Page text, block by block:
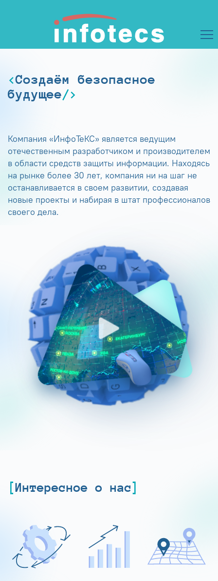
Создаём безопасное
будущее
Компания «ИнфоТеКС» является ведущим
отечественным разработчиком и производителем
в области средств защиты информации. Находясь
на рынке более 30 лет, компания ни на шаг не
останавливается в своем развитии, создавая
новые проекты и набирая в штат профессионалов
своего дела.
Интересное о нас